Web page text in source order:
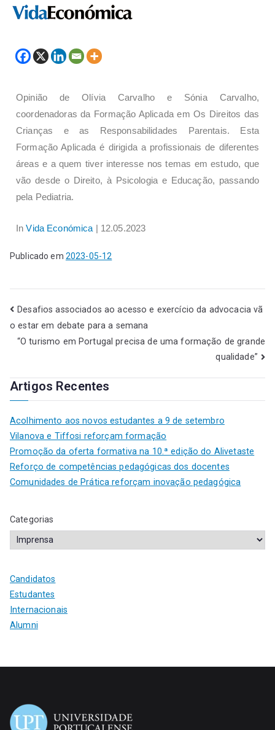
Opinião de Olívia Carvalho e Sónia Carvalho,
coordenadoras da Formação Aplicada em Os Direitos das
Crianças e as Responsabilidades Parentais. Esta
Formação Aplicada é dirigida a profissionais de diferentes
áreas e a quem tiver interesse nos temas em estudo, que
vão desde o Direito, à Psicologia e Educação, passando
pela Pediatria.
InVida Económica | 12.05.2023
Publicado em 2023-05-12
Desafios associados ao acesso e exercício da advocacia vã
o estar em debate para a semana
“O turismo em Portugal precisa de uma formação de grande
qualidade”
Artigos Recentes
Acolhimento aos novos estudantes a 9 de setembro
Vilanova e Tiffosi reforçam formação
Promoção da oferta formativa na 10.ª edição do Alivetaste
Reforço de competências pedagógicas dos docentes
Comunidades de Prática reforçam inovação pedagógica
Categorias
Candidatos
Estudantes
Internacionais
Alumni